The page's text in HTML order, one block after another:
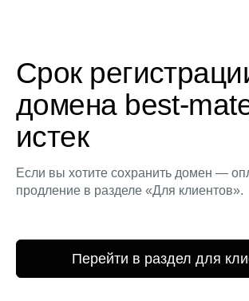
Срок
домена best-
истек
Если вы хотите сохранить домен —
продление в разделе «Для клиентов».
Перейти в раздел для